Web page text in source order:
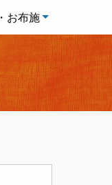
お布施